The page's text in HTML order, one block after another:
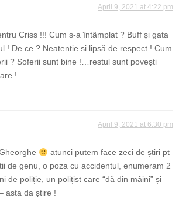
April 9, 2021 at 4:22 pm
Criss !!! Cum s-a întâmplat ? Buff și gata
! De ce ? Neatentie si lipsă de respect ! Cum
? Soferii sunt bine !…restul sunt povești
!
April 9, 2021 at 6:30 pm
atunci putem face zeci de știri pt
de genu, o poza cu accidentul, enumeram 2
de poliție, un polițist care “dă din mâini” și
asta da știre !